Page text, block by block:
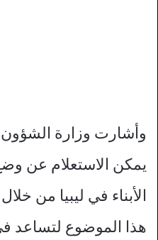
وأشارت وزارة الشؤون
يمكن الاستعلام عن
الأبناء في ليبيا من
هذا الموضوع لتساعد